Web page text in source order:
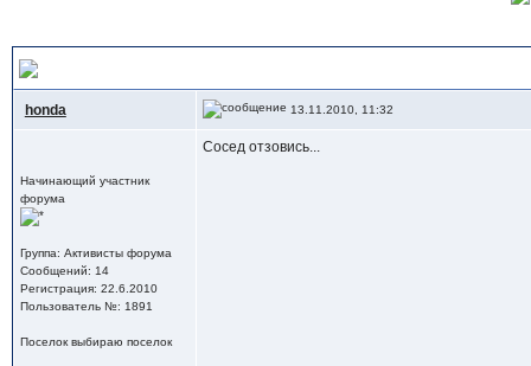
honda 13.11.2010, 11:32
Начинающий участник
форума
Группа: Активисты форума
Сообщений: 14
Регистрация: 22.6.2010
Пользователь №: 1891
Поселок выбираю поселок
Сосед отзовись...